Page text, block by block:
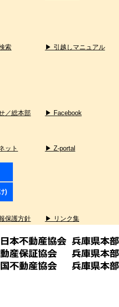
索 ▶ 引越しマニュアル
／総本部 ▶ Facebook
ット ▶ Z-portal
)
保護方針 ▶ リンク集